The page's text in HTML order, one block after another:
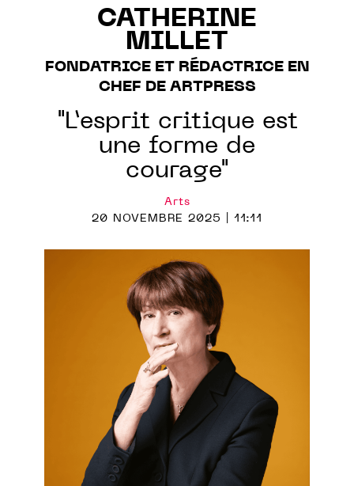
CATHERINE
MILLET
FONDATRICE ET RÉDACTRICE EN
CHEF DE ARTPRESS
"L’esprit critique est
une forme de
courage"
Arts
20 NOVEMBRE 2025 | 11:11